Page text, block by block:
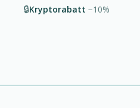
🔒Kryptorabatt −10%